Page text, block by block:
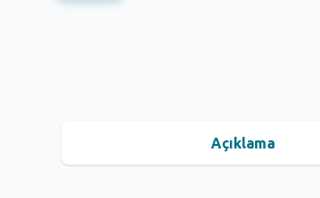
Açıklama